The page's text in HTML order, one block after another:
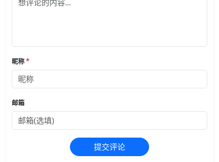
昵称*
邮箱
提交评论